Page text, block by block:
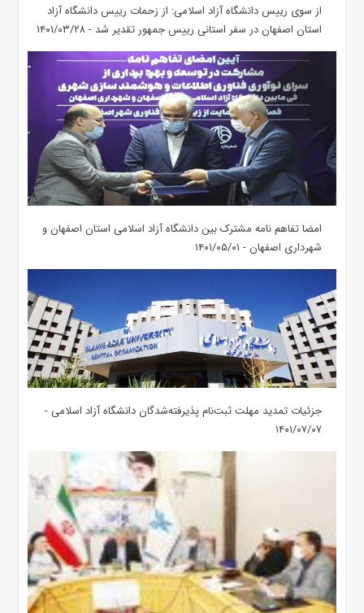
از سوی رییس دانشگاه آزاد اسلامی: از زحمات رییس دانشگاه آزاد
استان اصفهان در سفر استانی رییس جمهور تقدیر شد - ۱۴۰۱/۰۳/۲۸
امضا تفاهم نامه مشترک بین دانشگاه آزاد اسلامی استان اصفهان و
شهرداری اصفهان - ۱۴۰۱/۰۵/۰۱
جزئیات تمدید مهلت ثبت‌نام پذیرفته‌شدگان دانشگاه آزاد اسلامی -
۱۴۰۱/۰۷/۰۷